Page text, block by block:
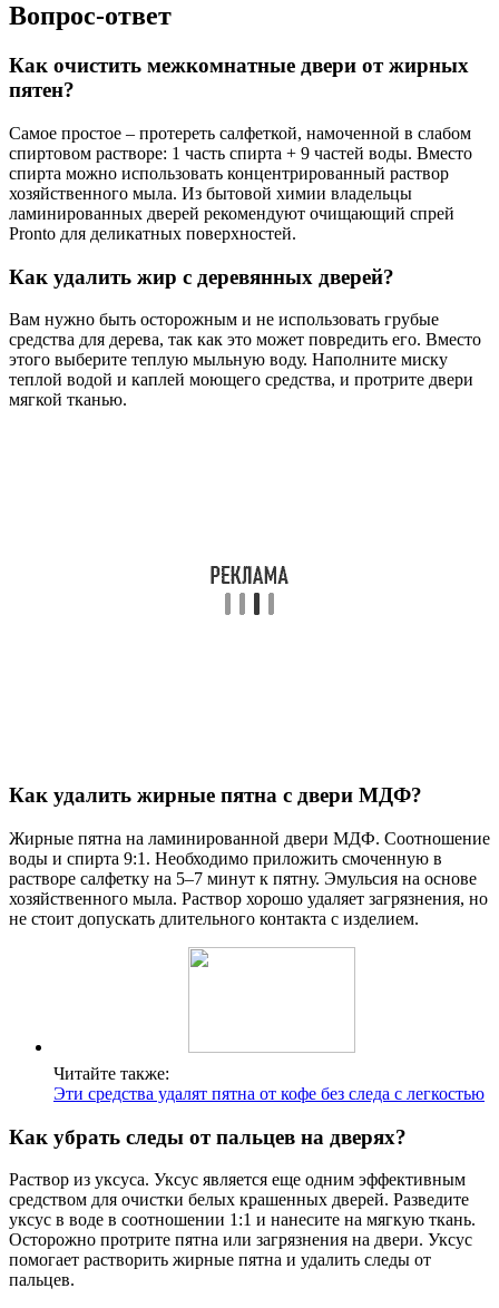
Вопрос-ответ
Как очистить межкомнатные двери от жирных
пятен?
Самое простое – протереть салфеткой, намоченной в слабом
спиртовом растворе: 1 часть спирта + 9 частей воды. Вместо
спирта можно использовать концентрированный раствор
хозяйственного мыла. Из бытовой химии владельцы
ламинированных дверей рекомендуют очищающий спрей
Pronto для деликатных поверхностей.
Как удалить жир с деревянных дверей?
Вам нужно быть осторожным и не использовать грубые
средства для дерева, так как это может повредить его. Вместо
этого выберите теплую мыльную воду. Наполните миску
теплой водой и каплей моющего средства, и протрите двери
мягкой тканью.
Как удалить жирные пятна с двери МДФ?
Жирные пятна на ламинированной двери МДФ. Соотношение
воды и спирта 9:1. Необходимо приложить смоченную в
растворе салфетку на 5–7 минут к пятну. Эмульсия на основе
хозяйственного мыла. Раствор хорошо удаляет загрязнения, но
не стоит допускать длительного контакта с изделием.
Читайте также:
Эти средства удалят пятна от кофе без следа с легкостью
Как убрать следы от пальцев на дверях?
Раствор из уксуса. Уксус является еще одним эффективным
средством для очистки белых крашенных дверей. Разведите
уксус в воде в соотношении 1:1 и нанесите на мягкую ткань.
Осторожно протрите пятна или загрязнения на двери. Уксус
помогает растворить жирные пятна и удалить следы от
пальцев.